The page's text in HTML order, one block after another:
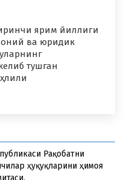
ярим йиллиги
ва юридик
тушган
Рақобатни
ҳуқуқларини ҳимоя